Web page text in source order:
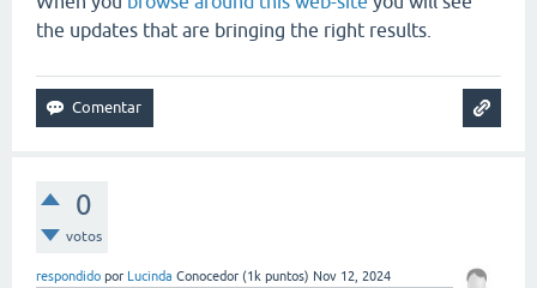
the updates that are bringing the right results.
0
votos
respondido por Lucinda Conocedor (1k puntos) Nov 12, 2024